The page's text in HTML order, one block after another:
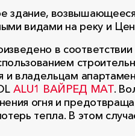
здание,
видами на реку и
в
и владельцам
ALU1 ВАЙРЕД МАТ.
огня и
тепла. В этом